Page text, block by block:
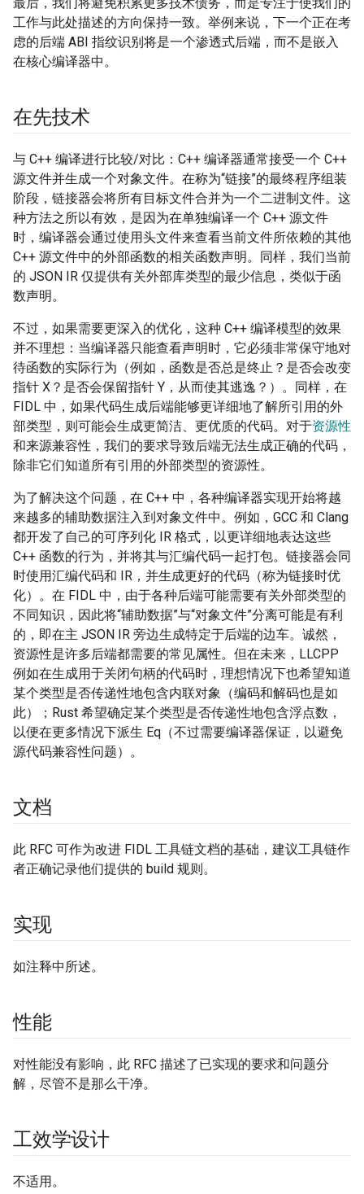
工作与此处描述的方向保持一致。举例来说，下一个正在考
虑的后端 ABI 指纹识别将是一个渗透式后端，而不是嵌入
在核心编译器中。
在先技术
与 C++ 编译进行比较/对比：C++ 编译器通常接受一个 C++
源文件并生成一个对象文件。在称为“链接”的最终程序组装
阶段，链接器会将所有目标文件合并为一个二进制文件。这
种方法之所以有效，是因为在单独编译一个 C++ 源文件
时，编译器会通过使用头文件来查看当前文件所依赖的其他
C++ 源文件中的外部函数的相关函数声明。同样，我们当前
的 JSON IR 仅提供有关外部库类型的最少信息，类似于函
数声明。
不过，如果需要更深入的优化，这种 C++ 编译模型的效果
并不理想：当编译器只能查看声明时，它必须非常保守地对
待函数的实际行为（例如，函数是否总是终止？是否会改变
指针 X？是否会保留指针 Y，从而使其逃逸？）。同样，在
FIDL 中，如果代码生成后端能够更详细地了解所引用的外
部类型，则可能会生成更简洁、更优质的代码。对于资源性
和来源兼容性，我们的要求导致后端无法生成正确的代码，
除非它们知道所有引用的外部类型的资源性。
为了解决这个问题，在 C++ 中，各种编译器实现开始将越
来越多的辅助数据注入到对象文件中。例如，GCC 和 Clang
都开发了自己的可序列化 IR 格式，以更详细地表达这些
C++ 函数的行为，并将其与汇编代码一起打包。链接器会同
时使用汇编代码和 IR，并生成更好的代码（称为链接时优
化）。在 FIDL 中，由于各种后端可能需要有关外部类型的
不同知识，因此将“辅助数据”与“对象文件”分离可能是有利
的，即在主 JSON IR 旁边生成特定于后端的边车。诚然，
资源性是许多后端都需要的常见属性。但在未来，LLCPP
例如在生成用于关闭句柄的代码时，理想情况下也希望知道
某个类型是否传递性地包含内联对象（编码和解码也是如
此）；Rust 希望确定某个类型是否传递性地包含浮点数，
以便在更多情况下派生 Eq（不过需要编译器保证，以避免
源代码兼容性问题）。
文档
此 RFC 可作为改进 FIDL 工具链文档的基础，建议工具链作
者正确记录他们提供的 build 规则。
实现
如注释中所述。
性能
对性能没有影响，此 RFC 描述了已实现的要求和问题分
解，尽管不是那么干净。
工效学设计
不适用。